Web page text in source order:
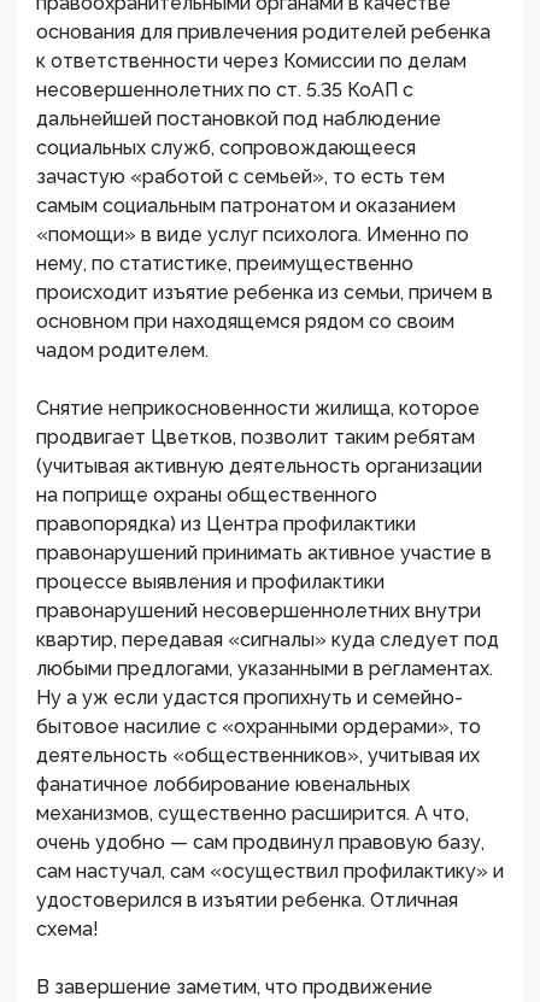
основания для привлечения родителей ребенка
к ответственности через Комиссии по делам
несовершеннолетних по ст. 5.35 КоАП с
дальнейшей постановкой под наблюдение
социальных служб, сопровождающееся
зачастую «работой с семьей», то есть тем
самым социальным патронатом и оказанием
«помощи» в виде услуг психолога. Именно по
нему, по статистике, преимущественно
происходит изъятие ребенка из семьи, причем в
основном при находящемся рядом со своим
чадом родителем.
Снятие неприкосновенности жилища, которое
продвигает Цветков, позволит таким ребятам
(учитывая активную деятельность организации
на поприще охраны общественного
правопорядка) из Центра профилактики
правонарушений принимать активное участие в
процессе выявления и профилактики
правонарушений несовершеннолетних внутри
квартир, передавая «сигналы» куда следует под
любыми предлогами, указанными в регламентах.
Ну а уж если удастся пропихнуть и семейно-
бытовое насилие с «охранными ордерами», то
деятельность «общественников», учитывая их
фанатичное лоббирование ювенальных
механизмов, существенно расширится. А что,
очень удобно — сам продвинул правовую базу,
сам настучал, сам «осуществил профилактику» и
удостоверился в изъятии ребенка. Отличная
схема!
В завершение заметим, что продвижение